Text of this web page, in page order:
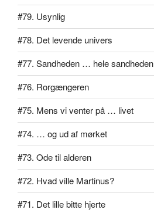
#79. Usynlig
#78. Det levende univers
#77. Sandheden … hele sandheden
#76. Rorgængeren
#75. Mens vi venter på … livet
#74. … og ud af mørket
#73. Ode til alderen
#72. Hvad ville Martinus?
#71. Det lille bitte hjerte